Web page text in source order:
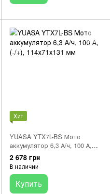
Хит
YUASA YTX7L-BS Мото
аккумулятор 6,3 А/ч, 100 А,
(-/+), 114х71х131 мм
2 678 грн
В наличии
Купить